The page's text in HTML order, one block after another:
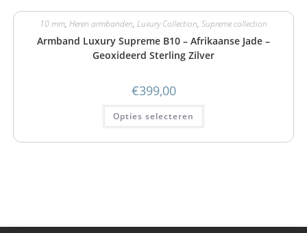
10 mm, Heren armbanden, Luxury Collection, Supreme collection
Armband Luxury Supreme B10 – Afrikaanse Jade –
Geoxideerd Sterling Zilver
€399,00
Opties selecteren